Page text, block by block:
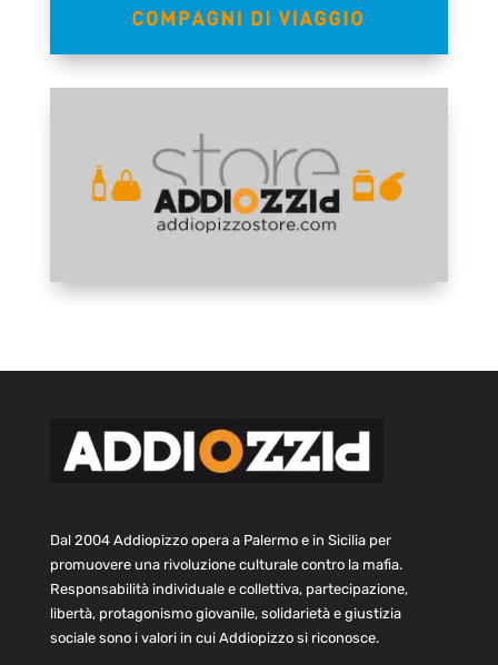
Dal 2004 Addiopizzo opera a Palermo e in Sicilia per
promuovere una rivoluzione culturale contro la mafia.
Responsabilità individuale e collettiva, partecipazione,
libertà, protagonismo giovanile, solidarietà e giustizia
sociale sono i valori in cui Addiopizzo si riconosce.